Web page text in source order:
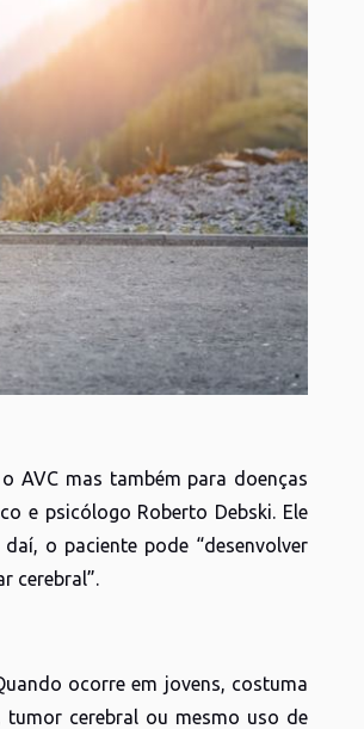
AVC mas também para doenças
e psicólogo Roberto Debski. Ele
o paciente pode “desenvolver
cerebral”.
ocorre em jovens, costuma
cerebral ou mesmo uso de